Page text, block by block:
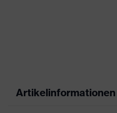
Artikelinformationen